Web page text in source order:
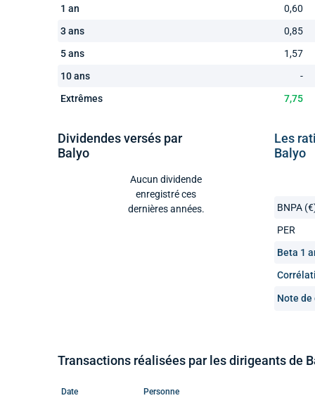
1 an
0,60
3 ans
0,85
5 ans
1,57
10 ans
-
Extrêmes
7,75
Dividendes versés par
Balyo
Aucun dividende
enregistré ces
dernières années.
Les
Balyo
BNPA
PER
Beta 1
Note
Transactions réalisées par les dirigeants de
Date Personne